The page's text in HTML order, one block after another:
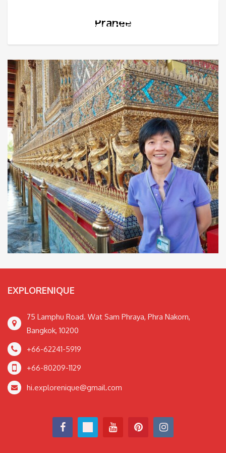
Pranee
EXPLORENIQUE
75 Lamphu Road. Wat Sam Phraya, Phra Nakorn,
Bangkok, 10200
+66-62241-5919
+66-80209-1129
hi.explorenique@gmail.com